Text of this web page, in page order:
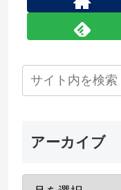
アーカイブ